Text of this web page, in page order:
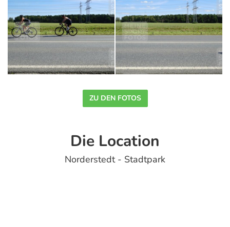
ZU DEN FOTOS
Die Location
Norderstedt - Stadtpark